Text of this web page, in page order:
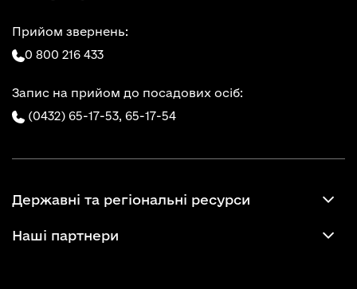
Прийом звернень:
0 800 216 433
Запис на прийом до посадових осіб:
(0432) 65-17-53, 65-17-54
Державні та регіональні ресурси
Наші партнери